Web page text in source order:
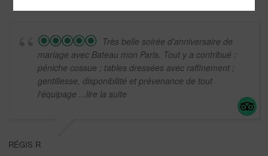
Très belle soirée d'anniversaire de
mariage avec Bateau mon Paris. Tout y a contribué :
péniche cossue ; tables dressées avec raffinement ;
gentillesse, disponibilité et prévenance de tout
l'équipage ...lire la suite
RÉGIS R